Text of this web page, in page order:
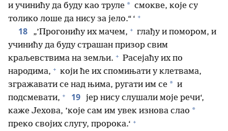
и учинићу да буду као труле * смокве, које су
толико лоше да нису за јело.“ ‘ +
18 „’Прогонићу их мачем, + глађу и помором, и
учинићу да буду страшан призор свим
краљевствима на земљи. + Расејаћу их по
народима, + који ће их спомињати у клетвама,
згражавати се над њима, ругати им се * и
подсмевати, + 19 јер нису слушали моје речи‘,
каже Јехова, ’које сам им увек изнова слао *
преко својих слугу, пророка.‘ +